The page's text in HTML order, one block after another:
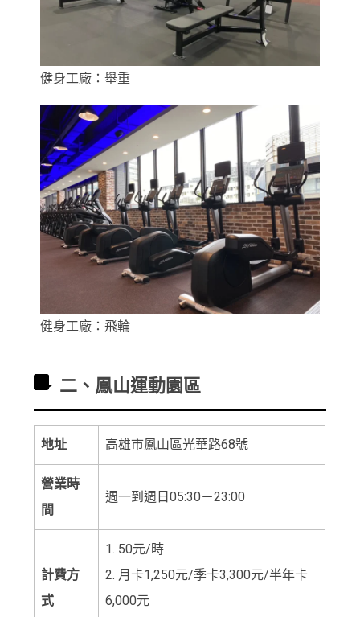
健身工廠：舉重
健身工廠：飛輪
二、鳳山運動園區
地址 高雄市鳳山區光華路68號
營業時
間
週一到週日05:30－23:00
計費方
式
1. 50元/時
2. 月卡1,250元/季卡3,300元/半年卡
6,000元